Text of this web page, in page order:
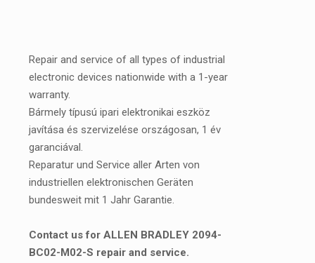
Repair and service of all types of industrial
electronic devices nationwide with a 1-year
warranty.
Bármely típusú ipari elektronikai eszköz
javítása és szervizelése országosan, 1 év
garanciával.
Reparatur und Service aller Arten von
industriellen elektronischen Geräten
bundesweit mit 1 Jahr Garantie.
Contact us for ALLEN BRADLEY 2094-
BC02-M02-S repair and service.